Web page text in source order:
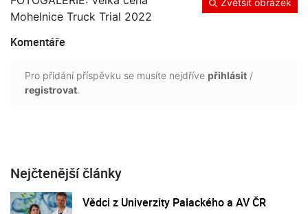
Mohelnice Truck Trial 2022
Komentáře
Pro přidání příspěvku se musíte nejdříve přihlásit /
registrovat.
Nejčtenější články
Vědci z Univerzity Palackého a AV ČR